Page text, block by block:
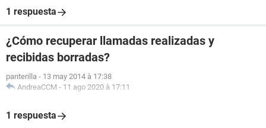
1 respuesta
¿Cómo recuperar llamadas realizadas y
recibidas borradas?
panterilla - 13 may 2014 à 17:38
AndreaCCM - 11 ago 2020 à 17:11
1 respuesta